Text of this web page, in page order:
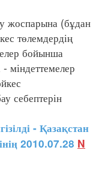
(бұдан
төлемдердің
бойынша
міндеттемелер
себептерін
- Қазақстан
2010.07.28 N